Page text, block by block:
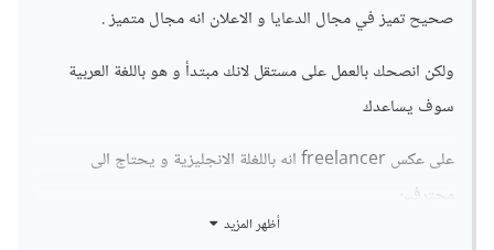
صحيح تميز في مجال الدعايا و الاعلان انه مجال متميز .
ولكن انصحك بالعمل على مستقل لانك مبتدأ و هو باللغة العربية
سوف يساعدك
على عكس freelancer انه باللغلة الانجليزية و يحتاج الى
محترفين
أظهر المزيد